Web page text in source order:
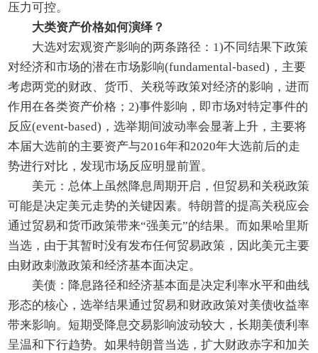
压力可控。
大类资产价格如何演绎？
大选对宏观资产影响的两条路径：1)不同结果下政策
对经济和市场的潜在市场影响(fundamental-based)，主要
考虑两党的财政、货币、关税等政策对经济的影响，进而
作用在各类资产价格；2)事件影响，即市场对特定事件的
反应(event-based)，选举期间波动率会显著上升，主要将
本届大选前的主要资产与2016年和2020年大选前后的走
势进行对比，发现市场反应明显前置。
美元：总体上虽然降息周期开启，但贸易和关税政策
可能是决定美元走势的关键因素。特朗普的提高关税应会
通过贸易和货币政策带来“强美元”的结果。而如果哈里斯
当选，由于其暂时没有发布任何贸易政策，因此美元主要
由财政刺激政策和经济基本面决定。
美债：降息路径和经济基本面是决定利率水平和曲线
形态的核心，选举结果通过贸易和财政政策对美债收益率
带来影响。短期受降息交易影响波动较大，长期美债利率
呈温和下行趋势。如果特朗普当选，扩大财政赤字和加关